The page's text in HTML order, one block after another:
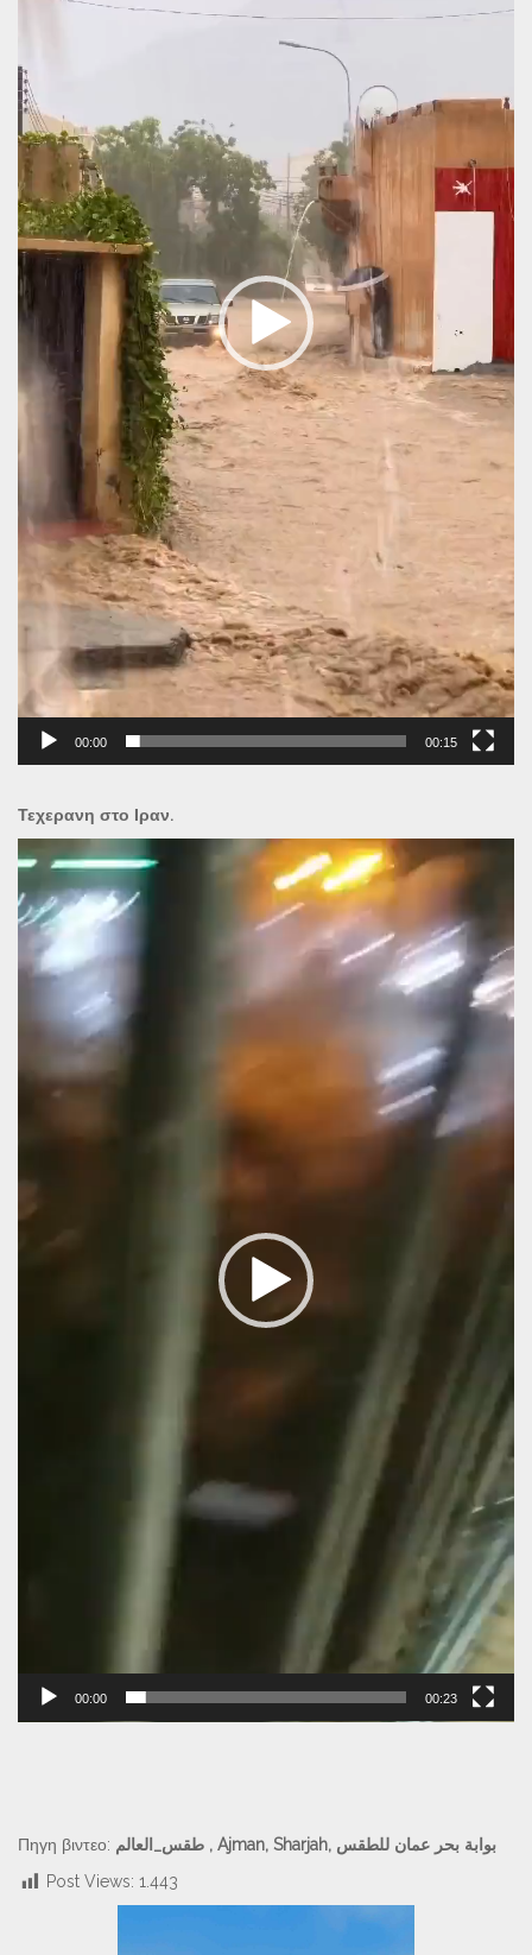
00:00 00:15
Τεχερανη στο Ιραν.
Πρόγραμμα
Αναπαραγωγής
Βίντεο
00:00 00:23
Πηγη βιντεο:
طقس_العالم , Ajman, Sharjah, بوابة بحر عمان للطقس
Post Views: 1.443